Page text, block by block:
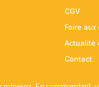
CGV
Foire
Actualité
Contact